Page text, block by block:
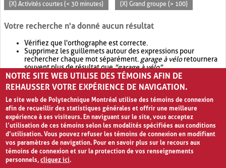
(X) Activités courtes (< 30 minutes) (X) Grand groupe (> 100)
Votre recherche n'a donné aucun résultat
Vérifiez que l'orthographe est correcte.
Supprimez les guillemets autour des expressions pour
rechercher chaque mot séparément. garage à véloretournera
souvent plus de résultat que"garage à vélo".
Envisagez d'élargir votre recherche avec OR.garage OR vélo
retournera souvent plus de résultat quegarage à vélo
NOTRE SITE WEB UTILISE DES TÉMOINS AFIN DE
REHAUSSER VOTRE EXPÉRIENCE DE NAVIGATION.
Le site web de Polytechnique Montréal utilise des témoins de connexion
afin de recueillir des statistiques générales et offrir une meilleure
expérience à ses visiteurs. En naviguant sur le site, vous acceptez
l’utilisation de ces témoins selon les modalités spécifiées aux conditions
d’utilisation. Vous pouvez refuser les témoins de connexion en modifiant
vos paramètres de navigation. Pour en savoir plus sur le recours aux
témoins de connexion et sur la protection de vos renseignements
personnels,cliquez ici.